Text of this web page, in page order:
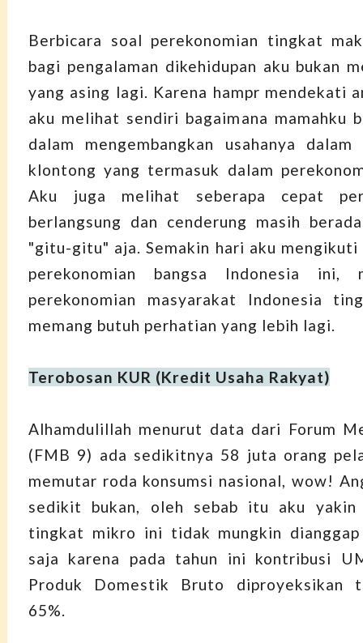
Berbicara soal perekonomian tingkat
bagi pengalaman dikehidupan aku bukan
yang asing lagi. Karena hampr mendekati
aku melihat sendiri bagaimana mamahku
dalam mengembangkan usahanya
klontong yang termasuk dalam
Aku juga melihat seberapa cepat
berlangsung dan cenderung masih
"gitu-gitu" aja. Semakin hari aku mengikuti
perekonomian bangsa Indonesia ini,
perekonomian masyarakat Indonesia
memang butuh perhatian yang lebih lagi.
Terobosan KUR (Kredit Usaha Rakyat)
Alhamdulillah menurut data dari Forum
(FMB 9) ada sedikitnya 58 juta orang
memutar roda konsumsi nasional, wow!
sedikit bukan, oleh sebab itu aku yakin
tingkat mikro ini tidak mungkin
saja karena pada tahun ini kontribusi
Produk Domestik Bruto diproyeksikan
65%.